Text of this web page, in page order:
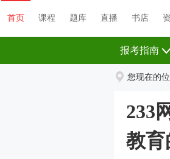
首页 课程
首页 课程 题库 直播 书店
报考指南
您现在的位
233
教育